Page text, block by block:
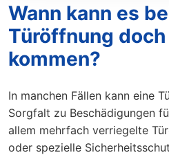
Wann kann es
Türöffnung
kommen?
In manchen Fällen kann eine
Sorgfalt zu Beschädigungen
allem mehrfach verriegelte
oder spezielle